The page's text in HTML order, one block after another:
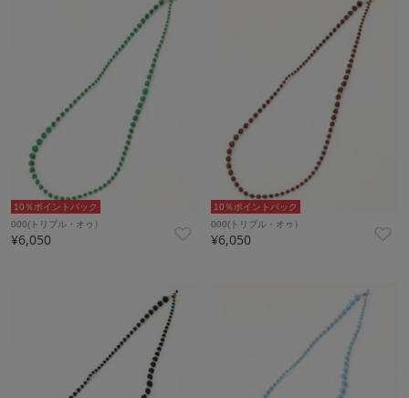
10％ポイントバック
000(トリプル・オゥ）
¥6,050
10％ポイントバック
000(トリプル・オゥ）
¥6,050